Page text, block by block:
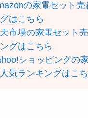
の家電セット売
はこちら
市場の家電セット
グはこちら
ショッピングの
気ランキングはこ